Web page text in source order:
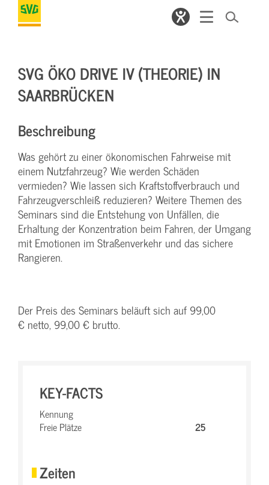
SVG ÖKO DRIVE IV (THEORIE) IN
SAARBRÜCKEN
Beschreibung
Was gehört zu einer ökonomischen Fahrweise mit
einem Nutzfahrzeug? Wie werden Schäden
vermieden? Wie lassen sich Kraftstoffverbrauch und
Fahrzeugverschleiß reduzieren? Weitere Themen des
Seminars sind die Entstehung von Unfällen, die
Erhaltung der Konzentration beim Fahren, der Umgang
mit Emotionen im Straßenverkehr und das sichere
Rangieren.
Der Preis des Seminars beläuft sich auf 99,00
€ netto, 99,00 € brutto.
KEY-FACTS
Kennung
Freie Plätze
25
Zeiten